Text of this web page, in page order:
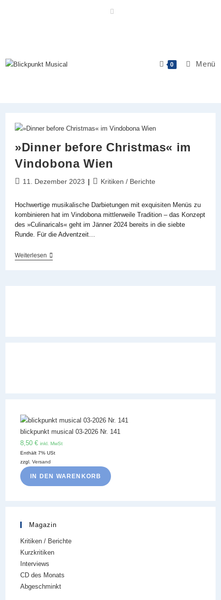
0 Menü
»Dinner before Christmas« im
Vindobona Wien
Beitrag
11. Dezember 2023
Beitrags-
Kritiken / Berichte
Hochwertige musikalische Darbietungen mit exquisiten Menüs zu
kombinieren hat im Vindobona mittlerweile Tradition – das Konzept
des »Culinaricals« geht im Jänner 2024 bereits in die siebte
Runde. Für die Adventzeit…
Weiterlesen»Dinner
blickpunkt musical 03-2026 Nr. 141
8,50€ inkl. MwSt
Enthält 7% USt
zzgl.Versand
IN DEN WARENKORB
Magazin
Kritiken / Berichte
Kurzkritiken
Interviews
CD des Monats
Abgeschminkt